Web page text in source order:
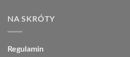
NA SKRÓTY
Regulamin